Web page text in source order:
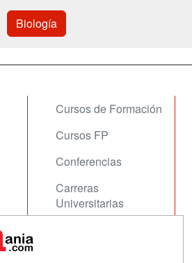
Biología
Cursos de Formación
Cursos FP
Conferencias
Carreras
Universitarias